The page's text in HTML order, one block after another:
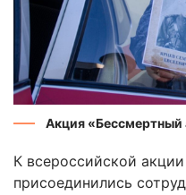
Акция «Бессмертный
К всероссийской
присоединились